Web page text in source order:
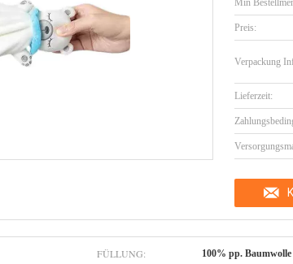
Min
Preis:
Verpackung
Lieferzeit:
FÜLLUNG: 100% pp. Baumwolle